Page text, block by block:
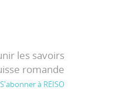
les savoirs
romande
S'abonner à REISO